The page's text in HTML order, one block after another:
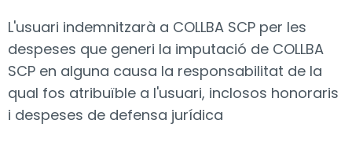
L'usuari indemnitzarà a COLLBA SCP per les
despeses que generi la imputació de COLLBA
SCP en alguna causa la responsabilitat de la
qual fos atribuïble a l'usuari, inclosos honoraris
i despeses de defensa jurídica